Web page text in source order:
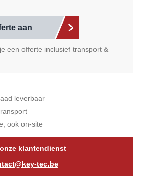
aan
een offerte inclusief transport &
leverbaar
ook on-site
klantendienst
tec.be